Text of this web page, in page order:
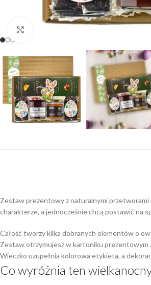
Zestaw prezentowy z naturalnymi przetworami
charakterze, a jednocześnie chcą postawić na
Całość tworzy kilka dobranych elementów o
Zestaw otrzymujesz w kartoniku prezentowym
Wieczko uzupełnia kolorowa etykieta, a
Co wyróżnia ten